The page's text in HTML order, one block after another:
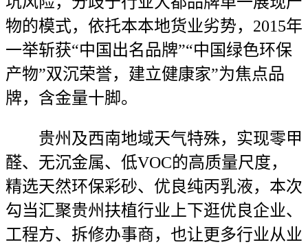
物的模式，依托本本地货业劣势，2015年
一举斩获“中国出名品牌”“中国绿色环保
产物”双沉荣誉，建立健康家”为焦点品
牌，含金量十脚。
贵州及西南地域天气特殊，实现零甲
醛、无沉金属、低VOC的高质量尺度，
精选天然环保彩砂、优良纯丙乳液，本次
勾当汇聚贵州扶植行业上下逛优良企业、
工程方、拆修办事商，也让更多行业从业